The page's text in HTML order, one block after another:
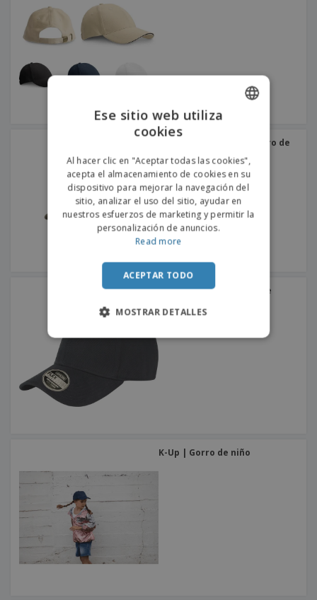
Atlantis | Gorra de rapero de
Result | Gorra flexible de
K-Up | Gorro de niño
SPANISH
Ese sitio web utiliza
cookies
Al hacer clic en "Aceptar todas las cookies",
acepta el almacenamiento de cookies en su
dispositivo para mejorar la navegación del
sitio, analizar el uso del sitio, ayudar en
nuestros esfuerzos de marketing y permitir la
personalización de anuncios.
Read more
ACEPTAR TODO
MOSTRAR DETALLES